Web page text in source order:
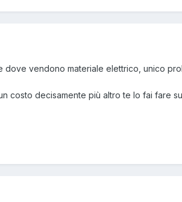
dove vendono materiale elettrico, unico
costo decisamente più altro te lo fai fare